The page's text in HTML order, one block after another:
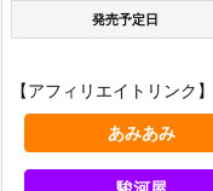
発売予定日
【アフィリエイトリンク
あみあみ